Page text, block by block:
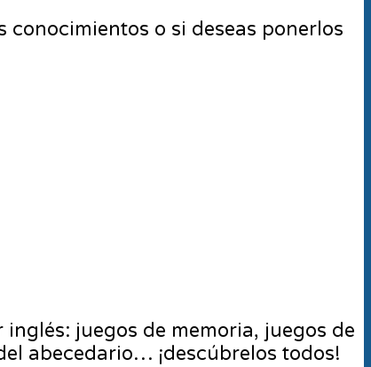
o si deseas ponerlos
juegos de memoria, juegos de
abecedario… ¡descúbrelos todos!